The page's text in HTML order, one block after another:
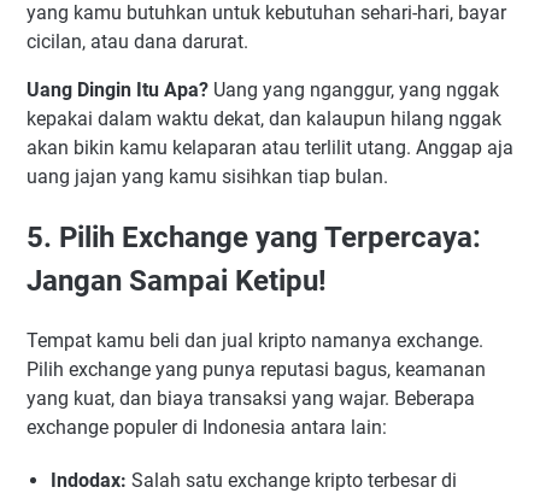
yang kamu butuhkan untuk kebutuhan sehari-hari, bayar
cicilan, atau dana darurat.
Uang Dingin Itu Apa? Uang yang nganggur, yang nggak
kepakai dalam waktu dekat, dan kalaupun hilang nggak
akan bikin kamu kelaparan atau terlilit utang. Anggap aja
uang jajan yang kamu sisihkan tiap bulan.
5. Pilih Exchange yang Terpercaya:
Jangan Sampai Ketipu!
Tempat kamu beli dan jual kripto namanya exchange.
Pilih exchange yang punya reputasi bagus, keamanan
yang kuat, dan biaya transaksi yang wajar. Beberapa
exchange populer di Indonesia antara lain:
Indodax: Salah satu exchange kripto terbesar di